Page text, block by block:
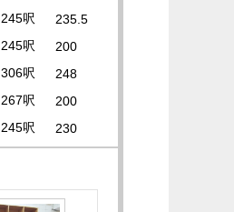
245呎
235.5
245呎
200
306呎
248
267呎
200
245呎 230